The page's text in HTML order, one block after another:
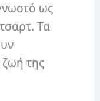
ως
Τα
ζωή της